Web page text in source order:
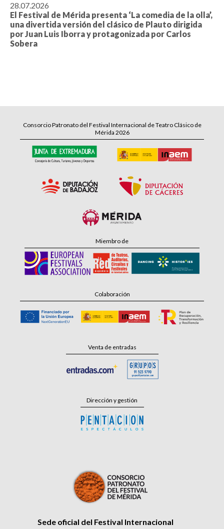
28.07.2026
El Festival de Mérida presenta ‘La comedia de la olla’,
una divertida versión del clásico de Plauto dirigida
por Juan Luis Iborra y protagonizada por Carlos
Sobera
Consorcio Patronato del Festival Internacional de Teatro Clásico de
Mérida 2026
Miembro de
Colaboración
Venta de entradas
Dirección y gestión
Sede oficial del Festival Internacional